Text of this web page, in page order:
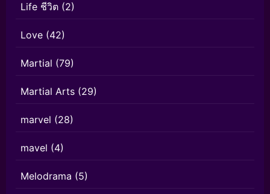
Life ชีวิต (2)
Love (42)
Martial (79)
Martial Arts (29)
marvel (28)
mavel (4)
Melodrama (5)